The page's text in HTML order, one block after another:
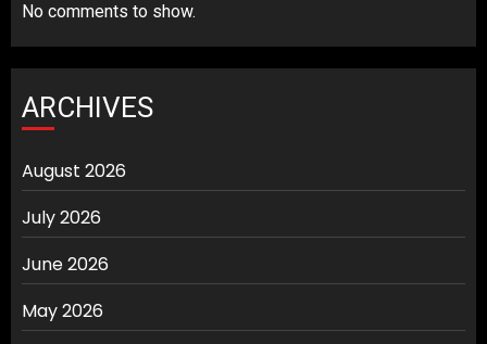
No comments to show.
ARCHIVES
August 2026
July 2026
June 2026
May 2026